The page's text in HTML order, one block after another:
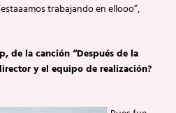
trabajando en ellooo”,
de la canción “Después de la
y el equipo de realización?